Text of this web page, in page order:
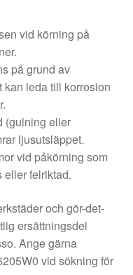
vid körning på
på grund av
kan leda till korrosion
(gulning eller
ljusutsläppet.
vid påkörning som
eller felriktad.
och gör-det-
ersättningsdel
Ange gärna
vid sökning för